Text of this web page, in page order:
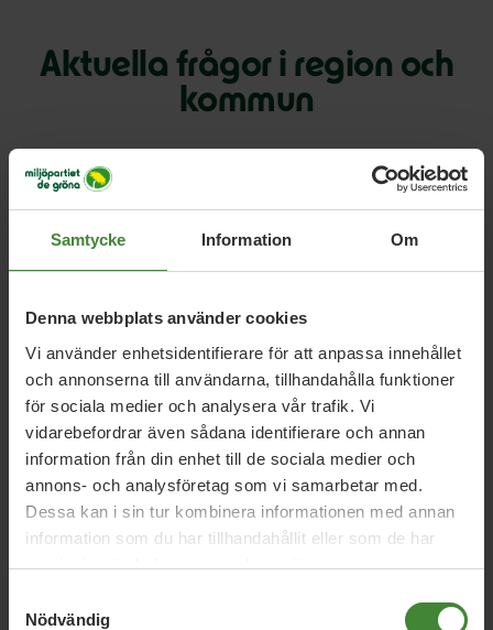
Samtycke Information Om
Denna webbplats använder cookies
Vi använder enhetsidentifierare för att anpassa innehållet
och annonserna till användarna, tillhandahålla funktioner
för sociala medier och analysera vår trafik. Vi
vidarebefordrar även sådana identifierare och annan
information från din enhet till de sociala medier och
annons- och analysföretag som vi samarbetar med.
Dessa kan i sin tur kombinera informationen med annan
information som du har tillhandahållit eller som de har
samlat in när du har använt deras tjänster.
Nödvändig
Aktuella frågor i region och
kommun
Lidingö, 31 oktober 2021
FOKUSERA PÅ MÄNNISKORS BEHOV, INTE
TIDSSCHEMAN
Lidingö, 31 oktober 2021
MP: MODERATERNA FAR MED OSANNING
OM VINDKRAFT I STOCKHOLMS
SKÄRGÅRD!
Lidingö, 31 oktober 2021
MP: FÖR EN ÖPPNARE DEMOKRATI PÅ